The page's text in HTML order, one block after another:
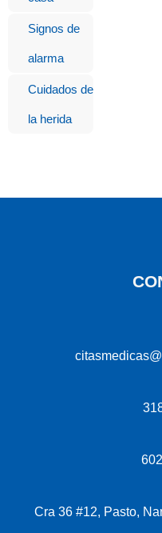
Signos de
alarma
Cuidados de
la herida
Cra 36 #12, Pasto,